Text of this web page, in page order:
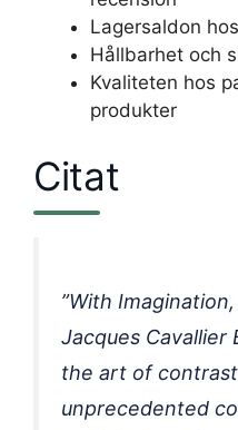
Lagersaldon
Hållbarhet och
Kvaliteten hos
produkter
Citat
”With
Jacques Cavallier
the art of
unprecedented